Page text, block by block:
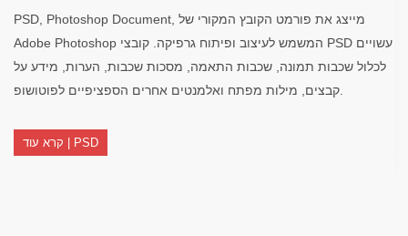
PSD, Photoshop Document, מייצג את פורמט הקובץ המקורי של
Adobe Photoshop המשמש לעיצוב ופיתוח גרפיקה. קובצי PSD עשויים
לכלול שכבות תמונה, שכבות התאמה, מסכות שכבות, הערות, מידע על
קרא עוד | PSD